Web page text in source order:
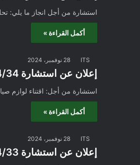
استشارة من أجل انجاز ما يلي: تحليل
أكمل القراءة »
ITS 28 نوفمبر، 2024
إعلان عن استشارة 2024/34 بلدية عين الملح
استشارة من أجل: اقتناء لوازم
أكمل القراءة »
ITS 28 نوفمبر، 2024
إعلان عن استشارة 2024/33 بلدية عين الملح